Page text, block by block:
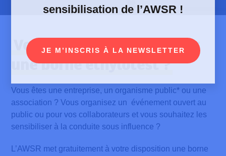
Vous souhaitez emprunter
une borne éthylotest ?
Vous êtes une entreprise, un organisme public* ou une
association ? Vous organisez un événement ouvert au
public ou pour vos collaborateurs et vous souhaitez les
sensibiliser à la conduite sous influence ?
L’AWSR met gratuitement à votre disposition une borne
sensibilisation de l’AWSR !
JE M’INSCRIS À LA NEWSLETTER